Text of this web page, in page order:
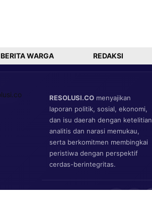
BERITA WARGA REDAKSI
RESOLUSI.CO menyajikan
laporan politik, sosial, ekonomi,
dan isu daerah dengan ketelitian
analitis dan narasi memukau,
serta berkomitmen membingkai
peristiwa dengan perspektif
cerdas-berintegritas.